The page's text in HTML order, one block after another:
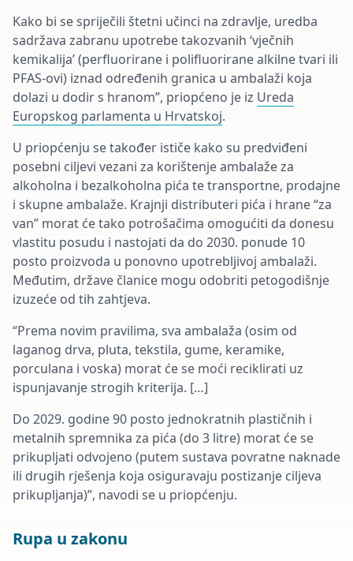
Kako bi se spriječili štetni učinci na zdravlje, uredba
sadržava zabranu upotrebe takozvanih ‘vječnih
kemikalija’ (perfluorirane i polifluorirane alkilne tvari ili
PFAS-ovi) iznad određenih granica u ambalaži koja
dolazi u dodir s hranom”, priopćeno je iz Ureda
Europskog parlamenta u Hrvatskoj.
U priopćenju se također ističe kako su predviđeni
posebni ciljevi vezani za korištenje ambalaže za
alkoholna i bezalkoholna pića te transportne, prodajne
i skupne ambalaže. Krajnji distributeri pića i hrane “za
van” morat će tako potrošačima omogućiti da donesu
vlastitu posudu i nastojati da do 2030. ponude 10
posto proizvoda u ponovno upotrebljivoj ambalaži.
Međutim, države članice mogu odobriti petogodišnje
izuzeće od tih zahtjeva.
“Prema novim pravilima, sva ambalaža (osim od
laganog drva, pluta, tekstila, gume, keramike,
porculana i voska) morat će se moći reciklirati uz
ispunjavanje strogih kriterija. […]
Do 2029. godine 90 posto jednokratnih plastičnih i
metalnih spremnika za pića (do 3 litre) morat će se
prikupljati odvojeno (putem sustava povratne naknade
ili drugih rješenja koja osiguravaju postizanje ciljeva
prikupljanja)”, navodi se u priopćenju.
Rupa u zakonu